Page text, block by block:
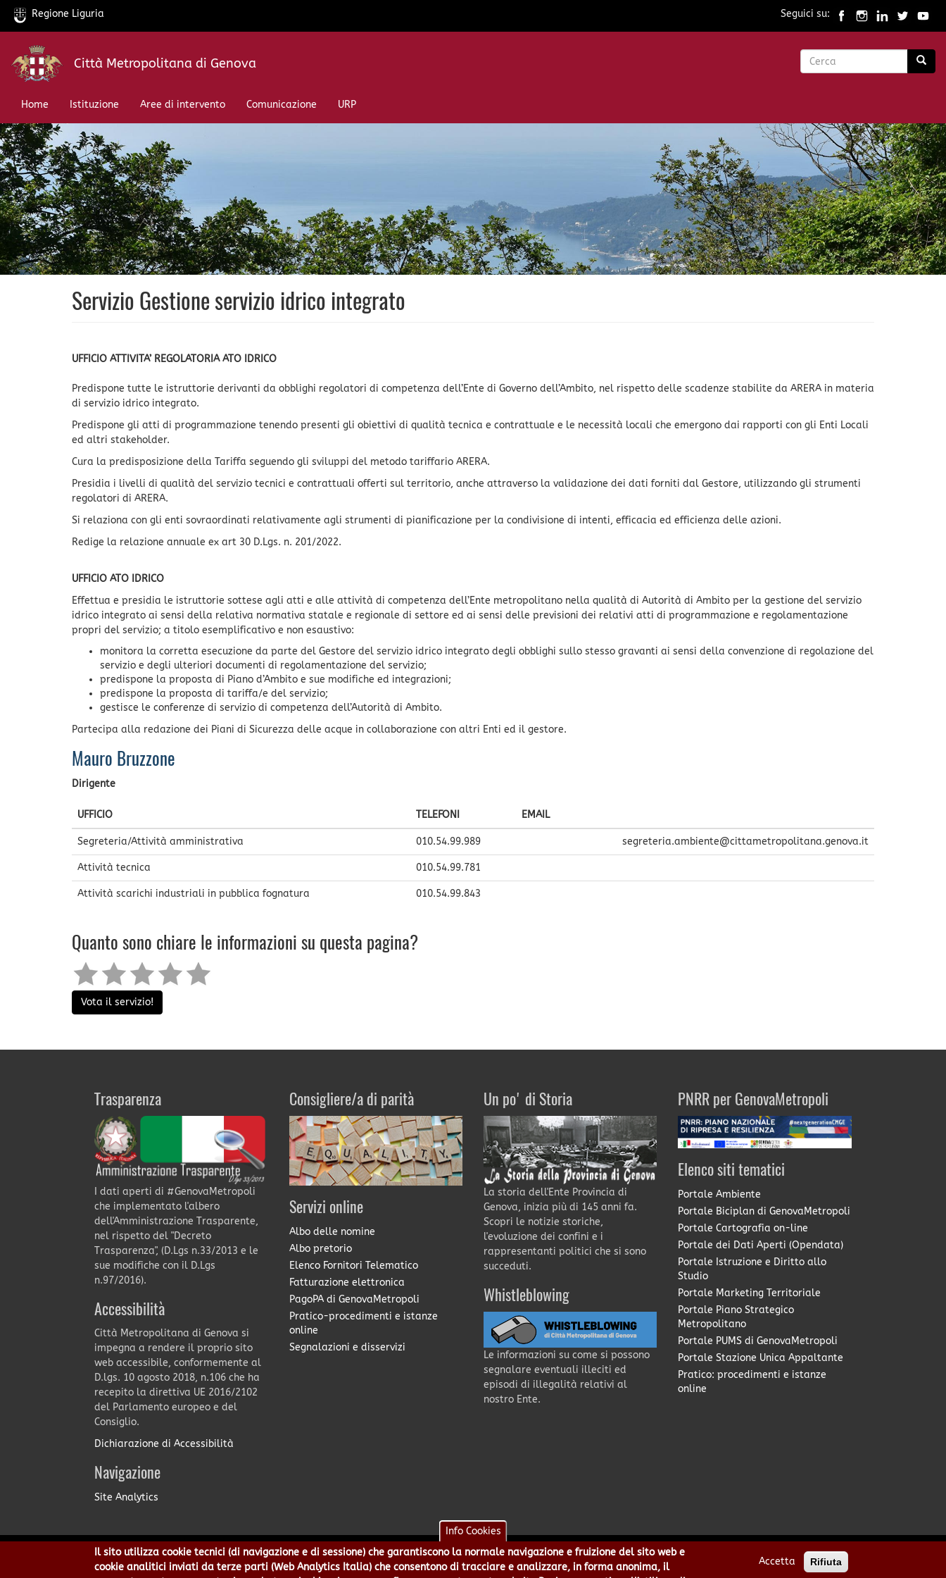
Salta
contenuto
Regione Liguria Seguici su:
Città Metropolitana di Genova
Form
Home
Istituzione Aree di intervento Comunicazione URP
Servizio Gestione servizio idrico integrato
UFFICIO ATTIVITA’ REGOLATORIA ATO IDRICO
Predispone tutte le istruttorie derivanti da obblighi regolatori di competenza dell’Ente di Governo dell’Ambito, nel rispetto delle scadenze stabilite da ARERA in materia
di servizio idrico integrato.
Predispone gli atti di programmazione tenendo presenti gli obiettivi di qualità tecnica e contrattuale e le necessità locali che emergono dai rapporti con gli Enti Locali
ed altri stakeholder.
Cura la predisposizione della Tariffa seguendo gli sviluppi del metodo tariffario ARERA.
Presidia i livelli di qualità del servizio tecnici e contrattuali offerti sul territorio, anche attraverso la validazione dei dati forniti dal Gestore, utilizzando gli strumenti
regolatori di ARERA.
Si relaziona con gli enti sovraordinati relativamente agli strumenti di pianificazione per la condivisione di intenti, efficacia ed efficienza delle azioni.
Redige la relazione annuale ex art 30 D.Lgs. n. 201/2022.
UFFICIO ATO IDRICO
Effettua e presidia le istruttorie sottese agli atti e alle attività di competenza dell’Ente metropolitano nella qualità di Autorità di Ambito per la gestione del servizio
idrico integrato ai sensi della relativa normativa statale e regionale di settore ed ai sensi delle previsioni dei relativi atti di programmazione e regolamentazione
propri del servizio; a titolo esemplificativo e non esaustivo:
monitora la corretta esecuzione da parte del Gestore del servizio idrico integrato degli obblighi sullo stesso gravanti ai sensi della convenzione di regolazione del
servizio e degli ulteriori documenti di regolamentazione del servizio;
predispone la proposta di Piano d’Ambito e sue modifiche ed integrazioni;
predispone la proposta di tariffa/e del servizio;
gestisce le conferenze di servizio di competenza dell’Autorità di Ambito.
Partecipa alla redazione dei Piani di Sicurezza delle acque in collaborazione con altri Enti ed il gestore.
Mauro Bruzzone
Dirigente
UFFICIO TELEFONI EMAIL
Segreteria/Attività amministrativa 010.54.99.989 segreteria.ambiente@cittametropolitana.genova.it
Attività tecnica 010.54.99.781
Attività scarichi industriali in pubblica fognatura 010.54.99.843
Quanto sono chiare le informazioni su questa pagina?
Vota il servizio!
Trasparenza
I dati aperti di #GenovaMetropoli
che implementato l'albero
dell'Amministrazione Trasparente,
nel rispetto del "Decreto
Trasparenza", (D.Lgs n.33/2013 e le
sue modifiche con il D.Lgs
n.97/2016).
Accessibilità
Città Metropolitana di Genova si
impegna a rendere il proprio sito
web accessibile, conformemente al
D.lgs. 10 agosto 2018, n.106 che ha
recepito la direttiva UE 2016/2102
del Parlamento europeo e del
Consiglio.
Dichiarazione di Accessibilità
Navigazione
Site Analytics
Consigliere/a di parità
Servizi online
Albo delle nomine
Albo pretorio
Elenco Fornitori Telematico
Fatturazione elettronica
PagoPA di GenovaMetropoli
Pratico-procedimenti e istanze
online
Segnalazioni e disservizi
Un po' di Storia
La storia dell'Ente Provincia di
Genova, inizia più di 145 anni fa.
Scopri le notizie storiche,
l'evoluzione dei confini e i
rappresentanti politici che si sono
succeduti.
Whistleblowing
Le informazioni su come si possono
segnalare eventuali illeciti ed
episodi di illegalità relativi al
nostro Ente.
PNRR per GenovaMetropoli
Elenco siti tematici
Portale Ambiente
Portale Biciplan di GenovaMetropoli
Portale Cartografia on-line
Portale dei Dati Aperti (Opendata)
Portale Istruzione e Diritto allo
Studio
Portale Marketing Territoriale
Portale Piano Strategico
Metropolitano
Portale PUMS di GenovaMetropoli
Portale Stazione Unica Appaltante
Pratico: procedimenti e istanze
online
Città Metropolitana di Genova - Piazzale Mazzini 2 -16122 - Genova | CF:80007350103 - P.Iva: 00949170104 | Codice IPA: cmge
Info Cookies
Il sito utilizza cookie tecnici (di navigazione e di sessione) che garantiscono la normale navigazione e fruizione del sito web e
cookie analitici inviati da terze parti (Web Analytics Italia) che consentono di tracciare e analizzare, in forma anonima, il
Accetta Rifiuta